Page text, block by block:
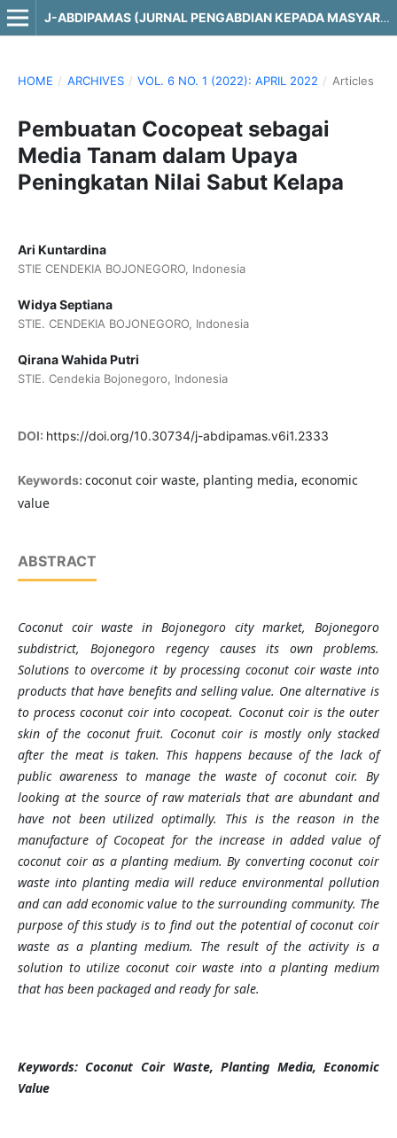
J-ABDIPAMAS (JURNAL PENGABDIAN KEPADA MASYARAKAT)
HOME / ARCHIVES / VOL. 6 NO. 1 (2022): APRIL 2022 / Articles
Pembuatan Cocopeat sebagai
Media Tanam dalam Upaya
Peningkatan Nilai Sabut Kelapa
Ari Kuntardina
STIE CENDEKIA BOJONEGORO, Indonesia
Widya Septiana
STIE. CENDEKIA BOJONEGORO, Indonesia
Qirana Wahida Putri
STIE. Cendekia Bojonegoro, Indonesia
DOI: https://doi.org/10.30734/j-abdipamas.v6i1.2333
Keywords: coconut coir waste, planting media, economic
value
ABSTRACT
Coconut coir waste in Bojonegoro city market, Bojonegoro
subdistrict, Bojonegoro regency causes its own problems.
Solutions to overcome it by processing coconut coir waste into
products that have benefits and selling value. One alternative is
to process coconut coir into cocopeat. Coconut coir is the outer
skin of the coconut fruit. Coconut coir is mostly only stacked
after the meat is taken. This happens because of the lack of
public awareness to manage the waste of coconut coir. By
looking at the source of raw materials that are abundant and
have not been utilized optimally. This is the reason in the
manufacture of Cocopeat for the increase in added value of
coconut coir as a planting medium. By converting coconut coir
waste into planting media will reduce environmental pollution
and can add economic value to the surrounding community. The
purpose of this study is to find out the potential of coconut coir
waste as a planting medium. The result of the activity is a
solution to utilize coconut coir waste into a planting medium
that has been packaged and ready for sale.
Keywords: Coconut Coir Waste, Planting Media, Economic
Value